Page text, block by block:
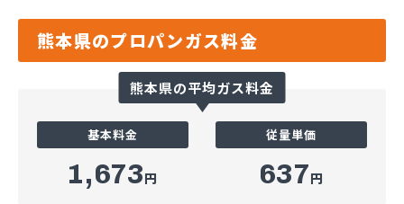
熊本県のプロパンガス料金
熊本県の平均ガス料金
基本料金
1,673円
従量単価
637円